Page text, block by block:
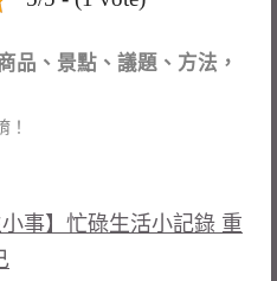
品、景點、議題、方法，
！
事】忙碌生活小記錄 重